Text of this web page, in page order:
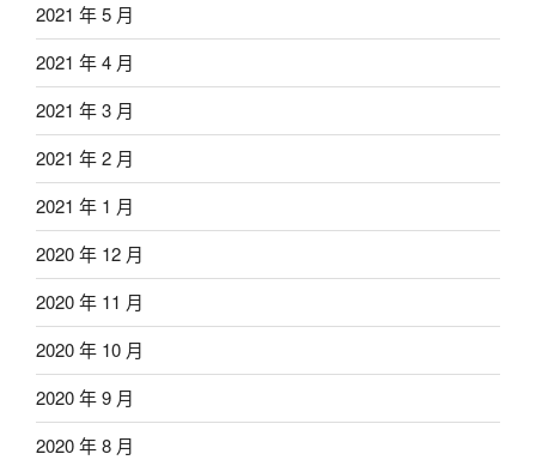
2021 年 5 月
2021 年 4 月
2021 年 3 月
2021 年 2 月
2021 年 1 月
2020 年 12 月
2020 年 11 月
2020 年 10 月
2020 年 9 月
2020 年 8 月